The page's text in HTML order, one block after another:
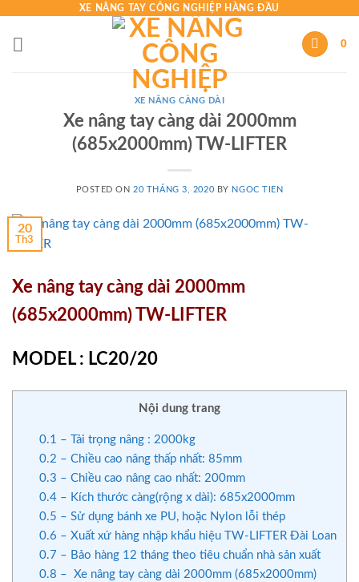
content
XE NÂNG TAY CÔNG NGHIỆP HÀNG ĐẦU
0
XE NÂNG CÀNG DÀI
Xe nâng tay càng dài 2000mm
(685x2000mm) TW-LIFTER
POSTED ON 20 THÁNG 3, 2020 BY NGOC TIEN
20
Th3
Xe nâng tay càng dài 2000mm
(685x2000mm) TW-LIFTER
MODEL : LC20/20
Nội dung trang
0.1 – Tải trọng nâng : 2000kg
0.2 – Chiều cao nâng thấp nhất: 85mm
0.3 – Chiều cao nâng cao nhất: 200mm
0.4– Kích thước càng(rộng x dài): 685x2000mm
0.5 – Sử dụng bánh xe PU, hoặc Nylon lỗi thép
0.6 – Xuất xứ hàng nhập khẩu hiệu TW-LIFTER Đài Loan
0.7 – Bảo hàng 12 tháng theo tiêu chuẩn nhà sản xuất
0.8 – Xe nâng tay càng dài 2000mm (685x2000mm)